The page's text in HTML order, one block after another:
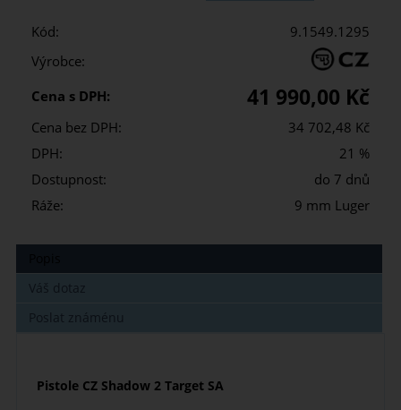
Kód:
9.1549.1295
Výrobce:
Cena s DPH:
41 990,00 Kč
Cena bez DPH:
34 702,48 Kč
DPH:
21 %
Dostupnost:
do 7 dnů
Ráže:
9 mm Luger
Váš dotaz
Poslat známénu
Pistole CZ Shadow 2 Target SA